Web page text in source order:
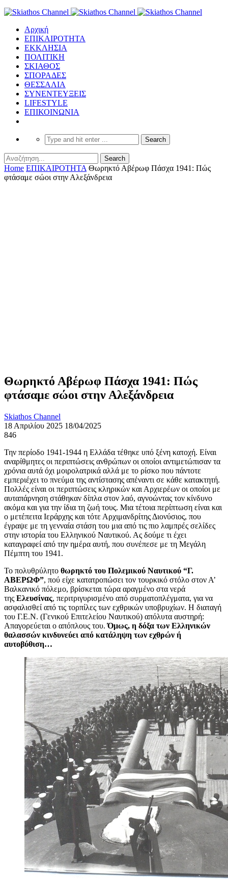
Αρχική
ΕΠΙΚΑΙΡΟΤΗΤΑ
ΕΚΚΛΗΣΙΑ
ΠΟΛΙΤΙΚΗ
ΣΚΙΑΘΟΣ
ΣΠΟΡΑΔΕΣ
ΘΕΣΣΑΛΙΑ
ΣΥΝΕΝΤΕΥΞΕΙΣ
LIFESTYLE
ΕΠΙΚΟΙΝΩΝΙΑ
Home ΕΠΙΚΑΙΡΟΤΗΤΑ Θωρηκτό Αβέρωφ Πάσχα 1941: Πώς
φτάσαμε σώοι στην Αλεξάνδρεια
Θωρηκτό Αβέρωφ Πάσχα 1941: Πώς
φτάσαμε σώοι στην Αλεξάνδρεια
Skiathos Channel
18 Απριλίου 2025 18/04/2025
846
Την περίοδο 1941-1944 η Ελλάδα τέθηκε υπό ξένη κατοχή. Είναι
αναρίθμητες οι περιπτώσεις ανθρώπων οι οποίοι αντιμετώπισαν τα
χρόνια αυτά όχι μοιρολατρικά αλλά με το ρίσκο που πάντοτε
εμπεριέχει το πνεύμα της αντίστασης απέναντι σε κάθε κατακτητή.
Πολλές είναι οι περιπτώσεις κληρικών και Αρχιερέων οι οποίοι με
αυταπάρνηση στάθηκαν δίπλα στον λαό, αγνοώντας τον κίνδυνο
ακόμα και για την ίδια τη ζωή τους. Μια τέτοια περίπτωση είναι και
ο μετέπειτα Ιεράρχης και τότε Αρχιμανδρίτης Διονύσιος, που
έγραψε με τη γενναία στάση του μια από τις πιο λαμπρές σελίδες
στην ιστορία του Ελληνικού Ναυτικού. Ας δούμε τι έχει
καταγραφεί από την ημέρα αυτή, που συνέπεσε με τη Μεγάλη
Πέμπτη του 1941.
Το πολυθρύλητο θωρηκτό του Πολεμικού Ναυτικού “Γ.
ΑΒΕΡΩΦ”, πού είχε κατατροπώσει τον τουρκικό στόλο στον Α’
Βαλκανικό πόλεμο, βρίσκεται τώρα αραγμένο στα νερά
της Ελευσίνας, περιτριγυρισμένο από συρματοπλέγματα, για να
ασφαλισθεί από τις τορπίλες των εχθρικών υποβρυχίων. Η διαταγή
του Γ.Ε.Ν. (Γενικού Επιτελείου Ναυτικού) απόλυτα αυστηρή:
Απαγορεύεται ο απόπλους του. Όμως, η δόξα των Ελληνικών
θαλασσών κινδυνεύει από κατάληψη των εχθρών ή
αυτοβύθιση…